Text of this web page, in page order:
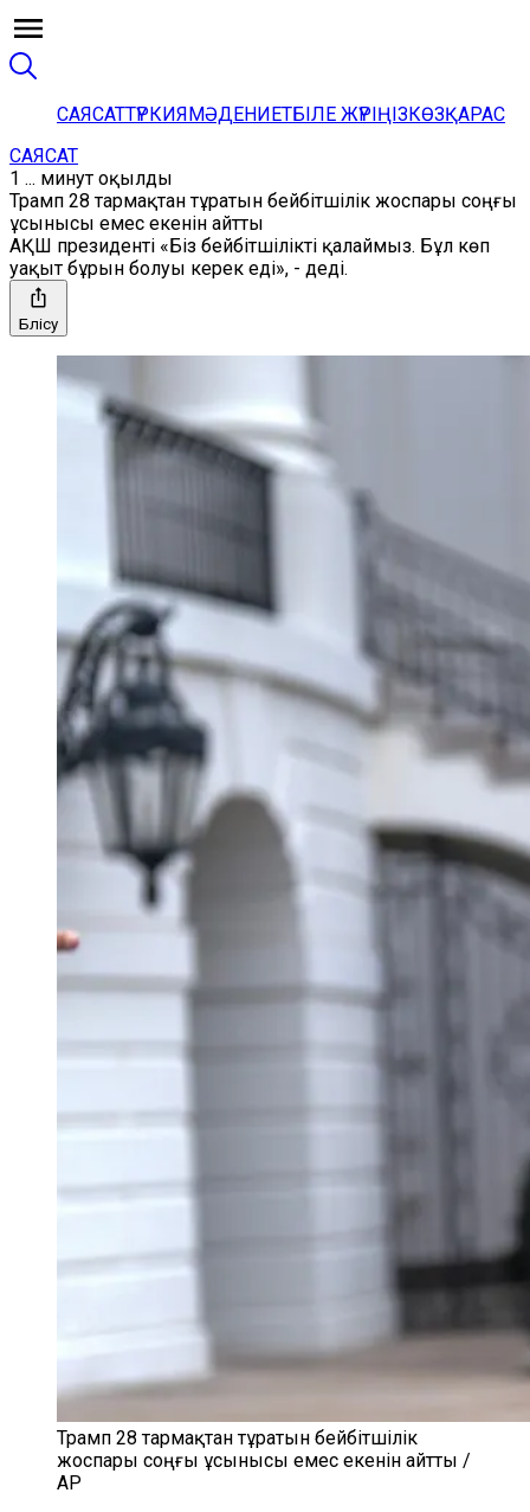
САЯСАТТҮРКИЯМӘДЕНИЕТБІЛЕ ЖҮРІҢІЗКӨЗҚАРАС
САЯСАТ
1 ... минут оқылды
Трамп 28 тармақтан тұратын бейбітшілік жоспары соңғы
ұсынысы емес екенін айтты
АҚШ президенті «Біз бейбітшілікті қалаймыз. Бұл көп
уақыт бұрын болуы керек еді», - деді.
Бөлісу
Трамп 28 тармақтан тұратын бейбітшілік
жоспары соңғы ұсынысы емес екенін айтты /
AP